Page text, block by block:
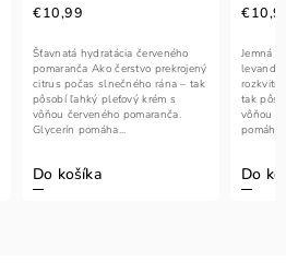
€10,99
Do košíka
Šťavnatá hydratácia červeného
pomaranča Ako čerstvo prekrojený
citrus počas slnečného rána – tak
pôsobí ľahký pleťový krém s
vôňou červeného pomaranča.
Glycerín pomáha...
Do
Jemná
tak
vôňou
pomáha